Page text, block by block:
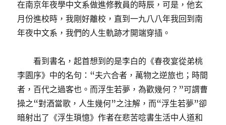
在南京年夜學中文系做進修教員的時辰，可是，他玄
月份進校時，我剛好離校，直到一九八八年我回到南
年夜中文系，我們的人生軌跡才開端穿插。
看到書名，起首想到的是李白的《春夜宴從弟桃
李園序》中的名句：“夫六合者，萬物之逆旅也；時間
者，百代之過客也。而浮生若夢，為歡幾何？”可謂曹
操之“對酒當歌，人生幾何”之注解，而“浮生若夢”卻
暗射出了《浮生瑣憶》作者在悲苦唸書生活中人道和